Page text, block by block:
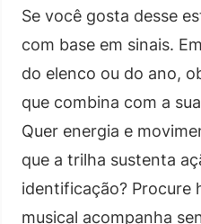
Se você gosta desse
com base em sinais.
do elenco ou do ano,
que combina com a
Quer energia e
que a trilha sustenta
identificação? Procure
musical acompanha